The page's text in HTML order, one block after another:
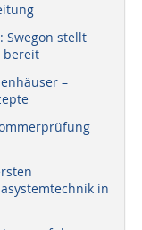
Swegon stellt
bereit
–
in